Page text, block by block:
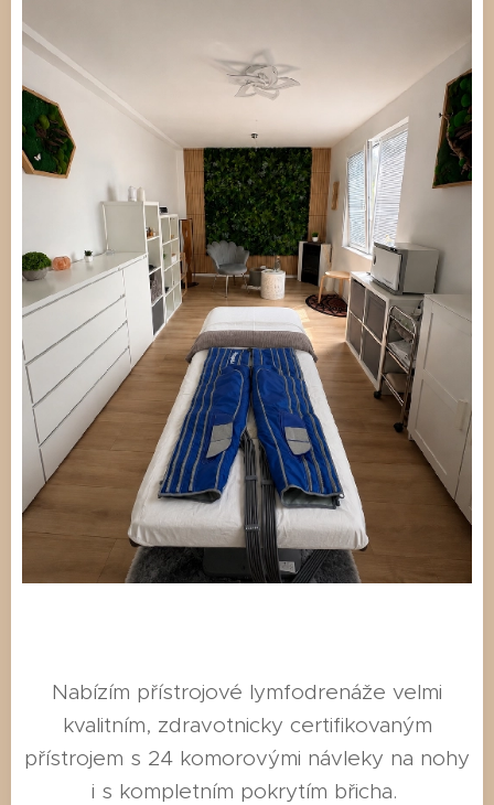
Nabízím přístrojové lymfodrenáže velmi
kvalitním, zdravotnicky certifikovaným
přístrojem s 24 komorovými návleky na nohy
i s kompletním pokrytím břicha.